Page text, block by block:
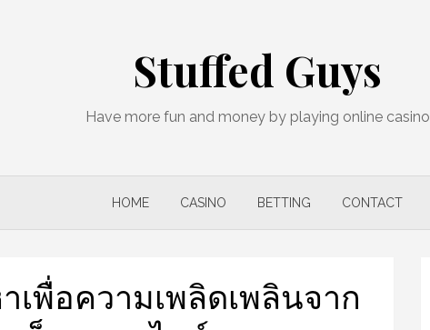
Stuffed Guys
Have more fun and money by playing online casino
HOME CASINO BETTING CONTACT
พื่อความเพลิดเพลินจาก